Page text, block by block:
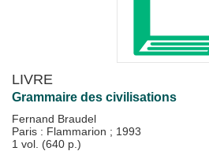
LIVRE
Grammaire des civilisations
Fernand Braudel
Paris : Flammarion ; 1993
1 vol. (640 p.)